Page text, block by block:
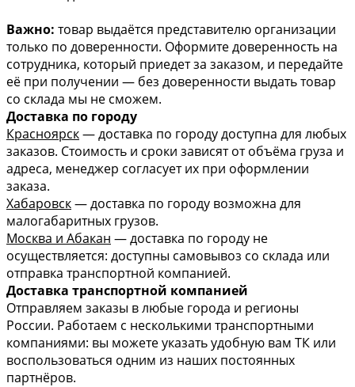
Важно: товар выдаётся представителю организации
только по доверенности. Оформите доверенность на
сотрудника, который приедет за заказом, и передайте
её при получении — без доверенности выдать товар
со склада мы не сможем.
Доставка по городу
Красноярск— доставка по городу доступна для любых
заказов. Стоимость и сроки зависят от объёма груза и
адреса, менеджер согласует их при оформлении
заказа.
Хабаровск— доставка по городу возможна для
малогабаритных грузов.
Москва и Абакан — доставка по городу не
осуществляется: доступны самовывоз со склада или
отправка транспортной компанией.
Доставка транспортной компанией
Отправляем заказы в любые города и регионы
России. Работаем с несколькими транспортными
компаниями: вы можете указать удобную вам ТК или
воспользоваться одним из наших постоянных
партнёров.